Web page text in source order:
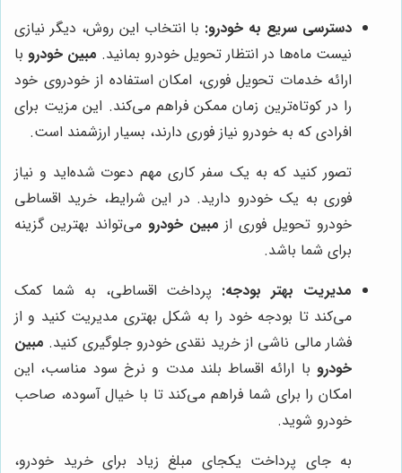
دسترسی سریع به خودرو: با انتخاب این روش، دیگر نیازی
نیست ماه‌ها در انتظار تحویل خودرو بمانید. مبین خودرو با
ارائه خدمات تحویل فوری، امکان استفاده از خودروی خود
را در کوتاه‌ترین زمان ممکن فراهم می‌کند. این مزیت برای
افرادی که به خودرو نیاز فوری دارند، بسیار ارزشمند است.
تصور کنید که به یک سفر کاری مهم دعوت شده‌اید و نیاز
فوری به یک خودرو دارید. در این شرایط، خرید اقساطی
خودرو تحویل فوری از مبین خودرو می‌تواند بهترین گزینه
برای شما باشد.
مدیریت بهتر بودجه: پرداخت اقساطی، به شما کمک
می‌کند تا بودجه خود را به شکل بهتری مدیریت کنید و از
فشار مالی ناشی از خرید نقدی خودرو جلوگیری کنید. مبین
خودرو با ارائه اقساط بلند مدت و نرخ سود مناسب، این
امکان را برای شما فراهم می‌کند تا با خیال آسوده، صاحب
خودرو شوید.
به جای پرداخت یکجای مبلغ زیاد برای خرید خودرو،